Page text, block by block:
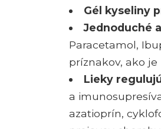
Gél kyseliny
Jednoduché
Paracetamol,
príznakov, ako
Lieky
a
azatioprín,